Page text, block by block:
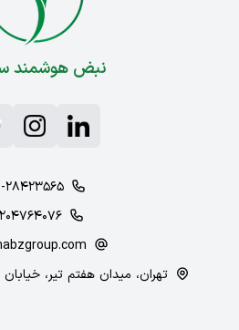
نبض هوشمند
۰۲۱-
تهران، میدان هفتم تیر، خیابان لطفی،